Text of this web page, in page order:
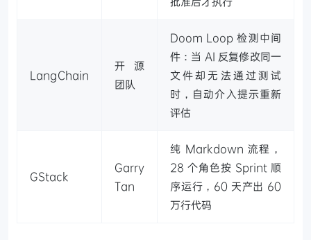
LangChain
开源
团队
Doom Loop 检测中间
件：当 AI 反复修改同一
文件却无法通过测试
时，自动介入提示重新
评估
GStack
Garry
Tan
纯 Markdown 流程，
28 个角色按 Sprint 顺
序运行，60 天产出 60
万行代码